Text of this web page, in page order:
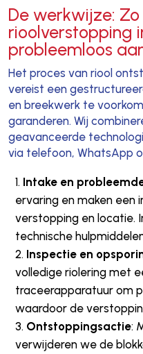
De werkwijze:
rioolverstopping
probleemloos
Het proces van riool
vereist een
en breekwerk te
garanderen. Wij
geavanceerde
via telefoon, WhatsApp
Intake en
ervaring en maken een
verstopping en locatie.
technische
Inspectie en
volledige riolering met
traceerapparatuur om
waardoor de
Ontstoppingsactie:
verwijderen we de